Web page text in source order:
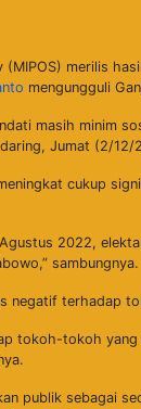
merilis
mengungguli
masih minim
Jumat (2/12/
cukup
2022,
sambungnya.
negatif terhadap
tokoh-tokoh
publik sebagai